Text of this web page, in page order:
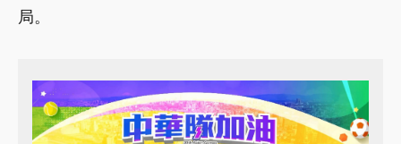
局。